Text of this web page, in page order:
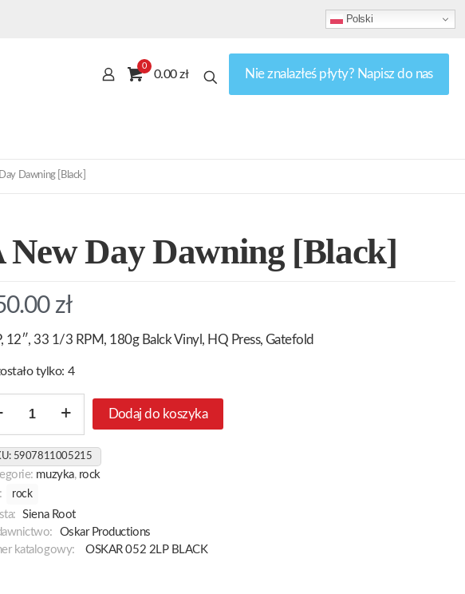
Polski
0
0.00 zł Nie znalazłeś płyty? Napisz do nas
Dawning [Black]
New Day Dawning [Black]
zł
12″, 33 1/3 RPM, 180g Balck Vinyl, HQ Press, Gatefold
tylko: 4
Dodaj do koszyka
5907811005215
muzyka, rock
rock
Siena Root
Oskar Productions
katalogowy:
OSKAR 052 2LP BLACK